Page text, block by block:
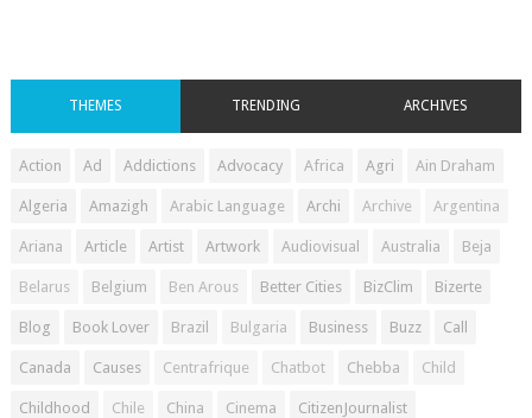
THEMES TRENDING ARCHIVES
Action Ad Addictions Advocacy Africa Agri Ain Draham
Algeria Amazigh Arabic Language Archi Archive Argentina
Ariana Article Artist Artwork Audiovisual Australia Beja
Belarus Belgium Ben Arous Better Cities BizClim Bizerte
Blog Book Lover Brazil Bulgaria Business Buzz Call
Canada Causes Centrafrique Chatbot Chebba Child
Childhood Chile China Cinema CitizenJournalist